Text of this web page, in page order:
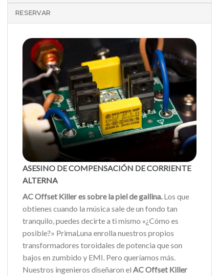
RESERVAR
ASESINO DE COMPENSACIÓN DE CORRIENTE
ALTERNA
AC Offset Killer es sobre la piel de gallina.Los que
obtienes cuando la música sale de un fondo tan
tranquilo, puedes decirte a ti mismo «¿Cómo es
posible?» PrimaLuna enrolla nuestros propios
transformadores toroidales de potencia que son
bajos en zumbido y EMI. Pero queríamos más.
Nuestros ingenieros diseñaron el AC Offset Killer